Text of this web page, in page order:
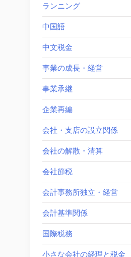
ランニング
中国語
中文税金
事業の成長・経営
事業承継
企業再編
会社・支店の設立関係
会社の解散・清算
会社節税
会計事務所独立・経営
会計基準関係
国際税務
小さな会社の経理と税金